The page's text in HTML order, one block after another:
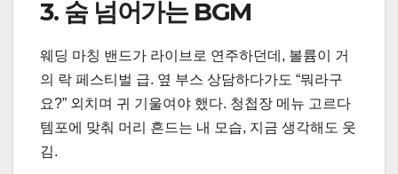
3. 숨 넘어가는 BGM
웨딩 마칭 밴드가 라이브로 연주하던데, 볼륨이 거
의 락 페스티벌 급. 옆 부스 상담하다가도 “뭐라구
요?” 외치며 귀 기울여야 했다. 청첩장 메뉴 고르다
템포에 맞춰 머리 흔드는 내 모습, 지금 생각해도 웃
김.